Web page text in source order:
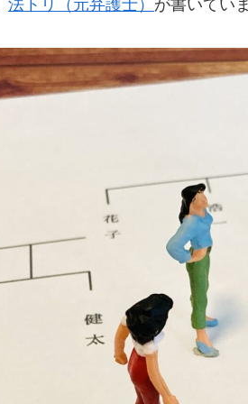
法トリ（元弁護士） が書いてい